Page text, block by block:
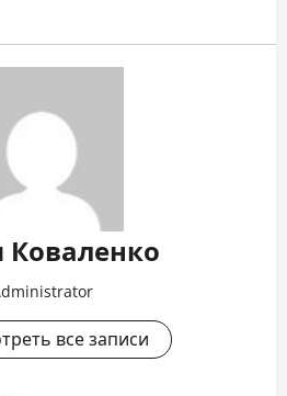
Коваленко
все записи